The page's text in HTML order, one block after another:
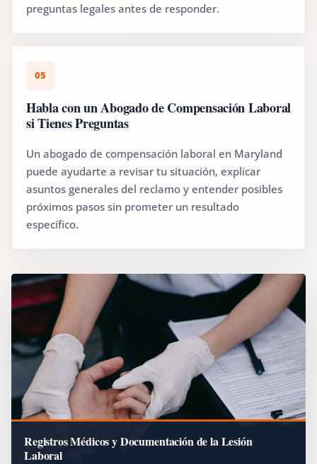
preguntas legales antes de responder.
05
Habla con un Abogado de Compensación Laboral
si Tienes Preguntas
Un abogado de compensación laboral en Maryland
puede ayudarte a revisar tu situación, explicar
asuntos generales del reclamo y entender posibles
próximos pasos sin prometer un resultado
específico.
Registros Médicos y Documentación de la Lesión
Laboral